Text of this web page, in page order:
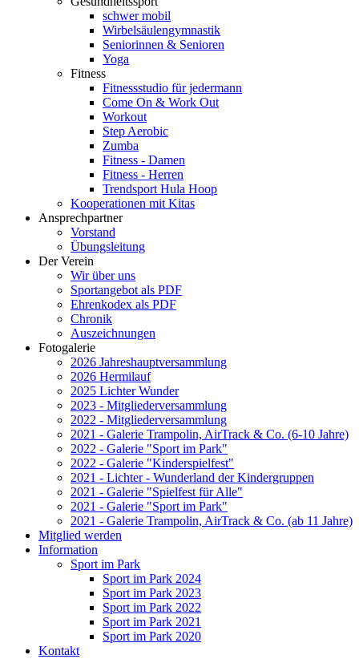
schwer mobil
Wirbelsäulengymnastik
Seniorinnen & Senioren
Yoga
Fitness
Fitnessstudio für jedermann
Come On & Work Out
Workout
Step Aerobic
Zumba
Fitness - Damen
Fitness - Herren
Trendsport Hula Hoop
Kooperationen mit Kitas
Ansprechpartner
Vorstand
Übungsleitung
Der Verein
Wir über uns
Sportangebot als PDF
Ehrenkodex als PDF
Chronik
Auszeichnungen
Fotogalerie
2026 Jahreshauptversammlung
2026 Hermilauf
2025 Lichter Wunder
2023 - Mitgliederversammlung
2022 - Mitgliederversammlung
2021 - Galerie Trampolin, AirTrack & Co. (6-10 Jahre)
2022 - Galerie "Sport im Park"
2022 - Galerie "Kinderspielfest"
2021 - Lichter - Wunderland der Kindergruppen
2021 - Galerie "Spielfest für Alle"
2021 - Galerie "Sport im Park"
2021 - Galerie Trampolin, AirTrack & Co. (ab 11 Jahre)
Mitglied werden
Information
Sport im Park
Sport im Park 2024
Sport im Park 2023
Sport im Park 2022
Sport im Park 2021
Sport im Park 2020
Kontakt